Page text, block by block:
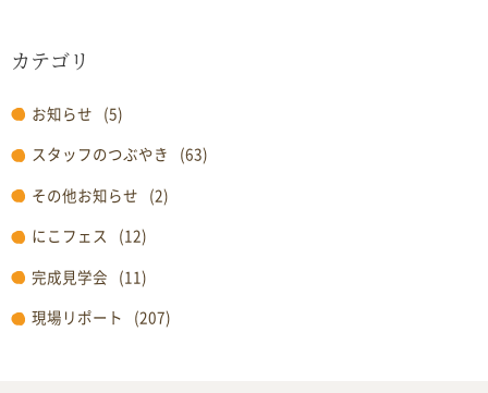
カテゴリ
お知らせ (5)
スタッフのつぶやき
(63)
その他お知らせ (2)
にこフェス
(12)
完成見学会 (11)
現場リポート
(207)